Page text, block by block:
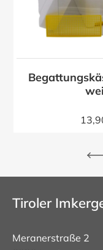
Tiroler
Meranerstraße 2